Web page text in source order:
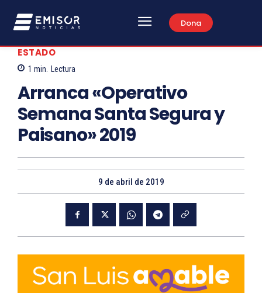
Dona
ESTADO
1 min. Lectura
Arranca «Operativo
Semana Santa Segura y
Paisano» 2019
9 de abril de 2019